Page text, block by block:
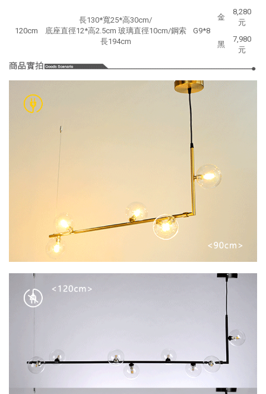
120cm
長130*寬25*高30cm/
底座直徑12*高2.5cm 玻璃直徑10cm/鋼索
長194cm
G9*8
金
8,280
元
黑
7,980
元